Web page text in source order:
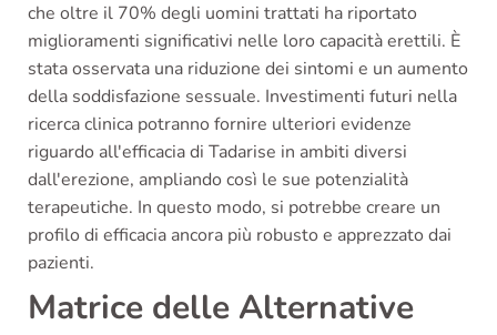
che oltre il 70% degli uomini trattati ha riportato
miglioramenti significativi nelle loro capacità erettili. È
stata osservata una riduzione dei sintomi e un aumento
della soddisfazione sessuale. Investimenti futuri nella
ricerca clinica potranno fornire ulteriori evidenze
riguardo all'efficacia di Tadarise in ambiti diversi
dall'erezione, ampliando così le sue potenzialità
terapeutiche. In questo modo, si potrebbe creare un
profilo di efficacia ancora più robusto e apprezzato dai
pazienti.
Matrice delle Alternative